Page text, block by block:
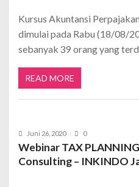
Kursus Akuntansi
dimulai pada Rabu (18/08/
sebanyak 39 orang yang
READ MORE
Juni 26, 2020 0
Webinar TAX
Consulting – INKINDO